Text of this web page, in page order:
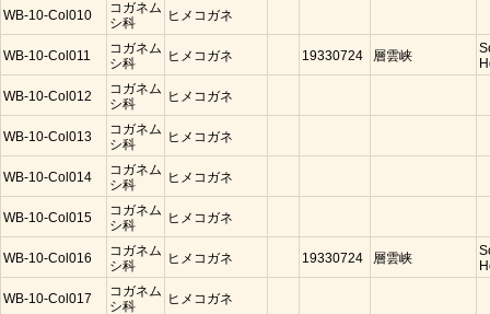
WB-10-Col010
コガネム
シ科
ヒメコガネ
WB-10-Col011
コガネム
シ科
ヒメコガネ 19330724 層雲峡
WB-10-Col012
コガネム
シ科
ヒメコガネ
WB-10-Col013
コガネム
シ科
ヒメコガネ
WB-10-Col014
コガネム
シ科
ヒメコガネ
WB-10-Col015
コガネム
シ科
ヒメコガネ
WB-10-Col016
コガネム
シ科
ヒメコガネ 19330724 層雲峡
WB-10-Col017
コガネム
シ科
ヒメコガネ